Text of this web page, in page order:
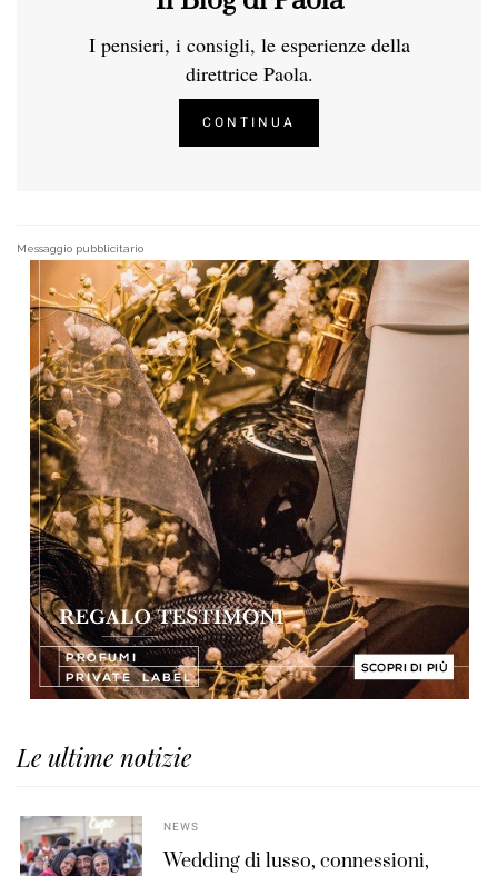
I pensieri, i consigli, le esperienze della
direttrice Paola.
CONTINUA
Messaggio pubblicitario
Le ultime notizie
NEWS
Wedding di lusso, connessioni,